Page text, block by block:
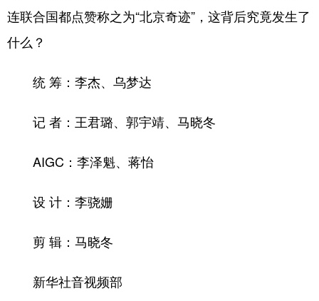
连联合国都点赞称之为“北京奇迹”，这背后究竟发生了
什么？
统 筹：李杰、乌梦达
记 者：王君璐、郭宇靖、马晓冬
AIGC：李泽魁、蒋怡
设 计：李骁姗
剪 辑：马晓冬
新华社音视频部